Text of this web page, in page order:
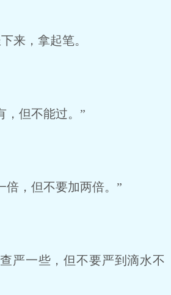
来，拿起笔。
但不能过。”
，但不要加两倍。”
严一些，但不要严到滴水不